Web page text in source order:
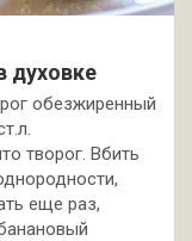
духовке
обезжиренный
творог. Вбить
еще раз,